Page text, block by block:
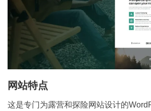
网站特点
这是专门为露营和探险网站设计的